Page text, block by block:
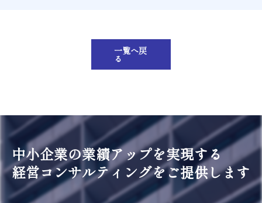
一覧へ戻
る
中小企業の業績アップを実現する
経営コンサルティングをご提供します